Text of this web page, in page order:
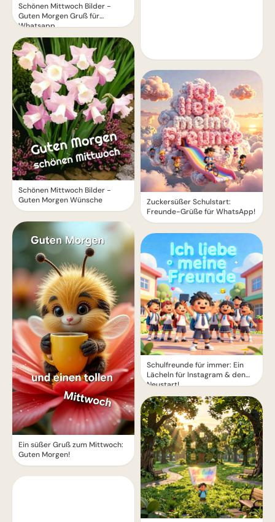
Schönen Mittwoch Bilder -
Guten Morgen Gruß für
Whatsapp
Schönen Mittwoch Bilder -
Guten Morgen Wünsche
Ein süßer Gruß zum Mittwoch:
Guten Morgen!
Zuckersüßer Schulstart:
Freunde-Grüße für WhatsApp!
Schulfreunde für immer: Ein
Lächeln für Instagram & den
Neustart!